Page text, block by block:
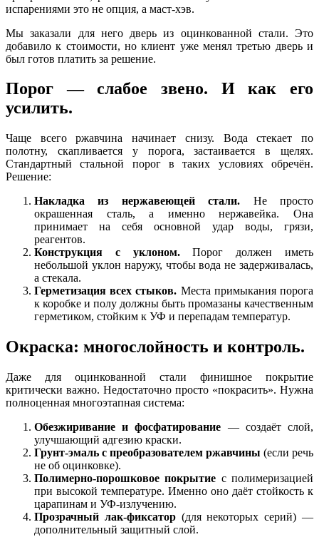
испарениями это не опция, а маст-хэв.
Мы заказали для него дверь из оцинкованной стали. Это
добавило к стоимости, но клиент уже менял третью дверь и
был готов платить за решение.
Порог — слабое звено. И как его
усилить.
Чаще всего ржавчина начинает снизу. Вода стекает по
полотну, скапливается у порога, застаивается в щелях.
Стандартный стальной порог в таких условиях обречён.
Решение:
Накладка из нержавеющей стали. Не просто
окрашенная сталь, а именно нержавейка. Она
принимает на себя основной удар воды, грязи,
реагентов.
Конструкция с уклоном.Порог должен иметь
небольшой уклон наружу, чтобы вода не задерживалась,
а стекала.
Герметизация всех стыков. Места примыкания порога
к коробке и полу должны быть промазаны качественным
герметиком, стойким к УФ и перепадам температур.
Окраска: многослойность и контроль.
Даже для оцинкованной стали финишное покрытие
критически важно. Недостаточно просто «покрасить». Нужна
полноценная многоэтапная система:
Обезжиривание и фосфатирование — создаёт слой,
улучшающий адгезию краски.
Грунт-эмаль с преобразователем ржавчины (если речь
не об оцинковке).
Полимерно-порошковое покрытие с полимеризацией
при высокой температуре. Именно оно даёт стойкость к
царапинам и УФ-излучению.
Прозрачный лак-фиксатор(для некоторых серий) —
дополнительный защитный слой.